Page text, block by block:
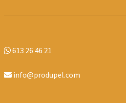
613 26 46 21
info@produpel.com